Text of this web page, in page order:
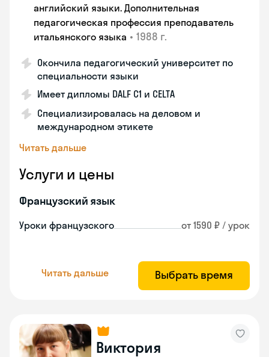
английский языки. Дополнительная
педагогическая профессия преподаватель
итальянского языка • 1988 г.
Окончила педагогический университет по
специальности языки
Имеет дипломы DALF C1 и CELTA
Специализировалась на деловом и
международном этикете
Читать дальше
Услуги и цены
Французский язык
Уроки французского от 1590 ₽ / урок
Читать дальше Выбрать время
Виктория